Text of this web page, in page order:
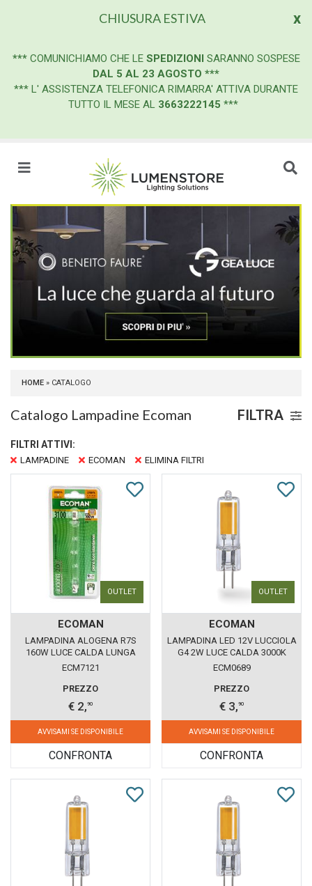
x
CHIUSURA ESTIVA
*** COMUNICHIAMO CHE LE SPEDIZIONI SARANNO SOSPESE
DAL 5 AL 23 AGOSTO ***
*** L' ASSISTENZA TELEFONICA RIMARRA' ATTIVA DURANTE
TUTTO IL MESE AL 3663222145 ***
HOME » CATALOGO
Catalogo Lampadine Ecoman FILTRA
FILTRI ATTIVI:
LAMPADINE ECOMAN ELIMINA FILTRI
OUTLET
ECOMAN
LAMPADINA ALOGENA R7S
160W LUCE CALDA LUNGA
ECM7121
PREZZO
€ 2,90
AVVISAMI SE DISPONIBILE
CONFRONTA
OUTLET
ECOMAN
LAMPADINA LED 12V LUCCIOLA
G4 2W LUCE CALDA 3000K
ECOMAN VETRO TRASPARENTE
ECM0689
PREZZO
€ 3,90
AVVISAMI SE DISPONIBILE
CONFRONTA